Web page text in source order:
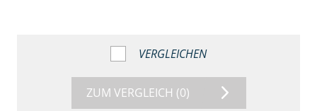
VERGLEICHEN
ZUM VERGLEICH (0)